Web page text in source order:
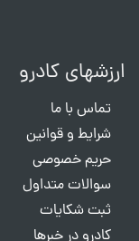
ارزشهای کادرو
تماس با ما
شرایط و قوانین
حریم خصوصی
سوالات متداول
ثبت شکایات
کادرو در خبرها